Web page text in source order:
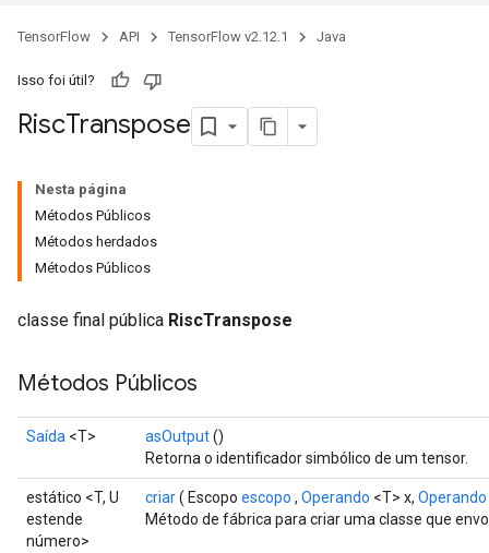
TensorFlow API TensorFlow v2.12.1 Java
Isso foi útil?
RiscTranspose
Nesta página
Métodos Públicos
Métodos herdados
Métodos Públicos
classe final pública RiscTranspose
Métodos Públicos
Saída <T> asOutput()
Retorna o identificador simbólico de um tensor.
estático <T, U
estende
número>
criar( Escopo escopo , Operando <T> x, Operando
Método de fábrica para criar uma classe que